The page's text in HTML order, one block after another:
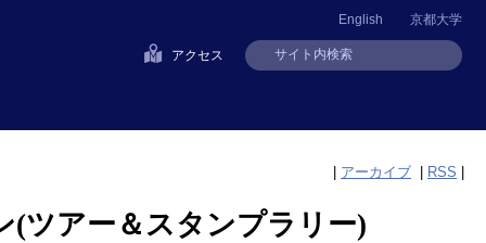
京都大学
English
アクセス
| アーカイブ | RSS |
(ツアー＆スタンプラリー)